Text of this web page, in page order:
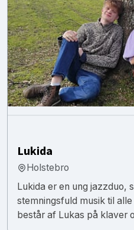
Lukida
Holstebro
Lukida er en ung jazzduo,
stemningsfuld musik til
består af Lukas på klaver